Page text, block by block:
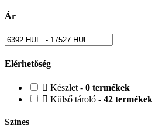
Ár
Elérhetőség
Készlet - 0 termékek
Külső tároló - 42 termékek
Színes